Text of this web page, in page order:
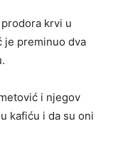
krvi u
je preminuo dva
i njegov
kafiću i da su oni